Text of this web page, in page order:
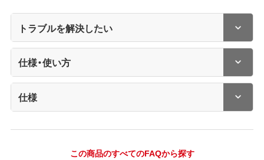
トラブルを解決したい
仕様・使い方
仕様
この商品のすべてのFAQから探す